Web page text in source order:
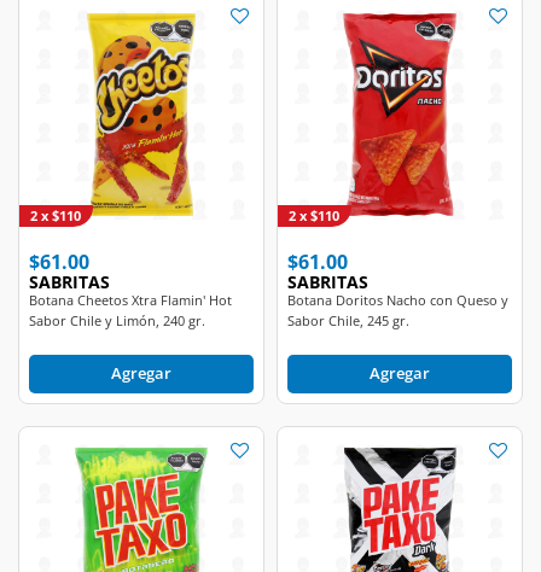
$61.00
SABRITAS
Botana Cheetos Xtra Flamin' Hot
Sabor Chile y Limón, 240 gr.
2 x $110
Agregar
$61.00
SABRITAS
Botana Doritos Nacho con Queso y
Sabor Chile, 245 gr.
2 x $110
Agregar